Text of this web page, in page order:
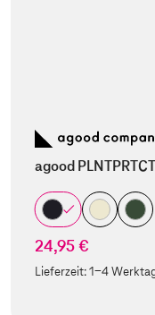
agood
24,95 €
Lieferzeit:1-4